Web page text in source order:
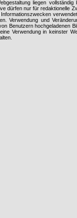
liegen
dürfen nur für redaktionelle
Verwendung und
Benutzern hochgeladenen
Verwendung in keinster